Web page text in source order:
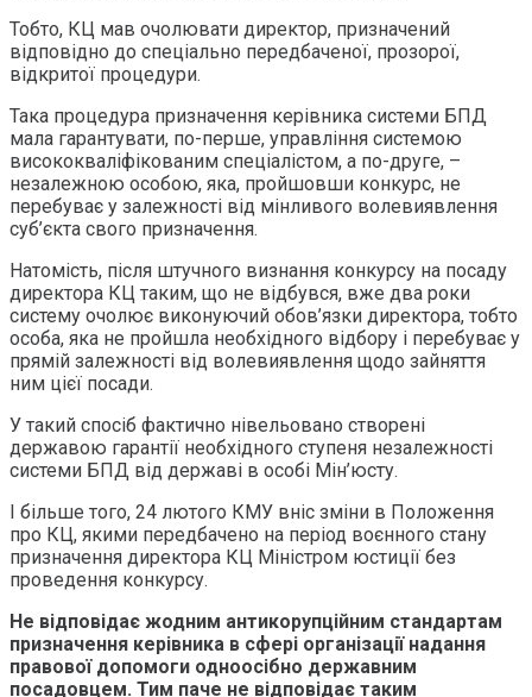
Тобто, КЦ мав очолювати директор, призначений
відповідно до спеціально передбаченої, прозорої,
відкритої процедури.
Така процедура призначення керівника системи БПД
мала гарантувати, по-перше, управління системою
висококваліфікованим спеціалістом, а по-друге, –
незалежною особою, яка, пройшовши конкурс, не
перебуває у залежності від мінливого волевиявлення
суб’єкта свого призначення.
Натомість, після штучного визнання конкурсу на посаду
директора КЦ таким, що не відбувся, вже два роки
систему очолює виконуючий обов’язки директора, тобто
особа, яка не пройшла необхідного відбору і перебуває у
прямій залежності від волевиявлення щодо зайняття
ним цієї посади.
У такий спосіб фактично нівельовано створені
державою гарантії необхідного ступеня незалежності
системи БПД від державі в особі Мін’юсту.
І більше того, 24 лютого КМУ вніс зміни в Положення
про КЦ, якими передбачено на період воєнного стану
призначення директора КЦ Міністром юстиції без
проведення конкурсу.
Не відповідає жодним антикорупційним стандартам
призначення керівника в сфері організації надання
правової допомоги одноосібно державним
посадовцем. Тим паче не відповідає таким